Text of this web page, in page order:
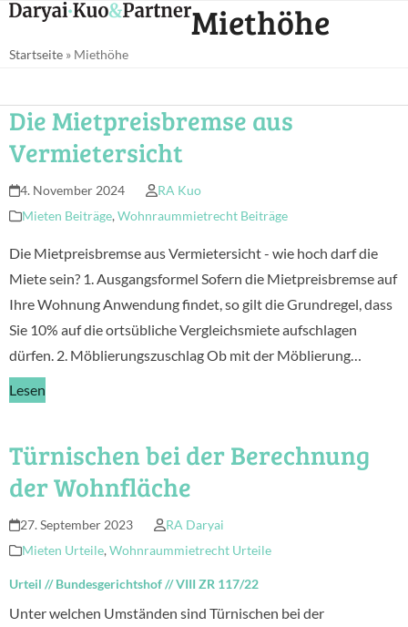
Skip
content
Open
menu
Close
menu
Miethöhe
Startseite » Miethöhe
Die Mietpreisbremse aus
Vermietersicht
4. November 2024
RA Kuo
Mieten Beiträge, Wohnraummietrecht Beiträge
Die Mietpreisbremse aus Vermietersicht - wie hoch darf die
Miete sein? 1. Ausgangsformel Sofern die Mietpreisbremse auf
Ihre Wohnung Anwendung findet, so gilt die Grundregel, dass
Sie 10% auf die ortsübliche Vergleichsmiete aufschlagen
dürfen. 2. Möblierungszuschlag Ob mit der Möblierung…
Lesen
Türnischen bei der Berechnung
der Wohnfläche
27. September 2023
RA Daryai
Mieten Urteile, Wohnraummietrecht Urteile
Urteil //Bundesgerichtshof//VIII ZR 117/22
Unter welchen Umständen sind Türnischen bei der